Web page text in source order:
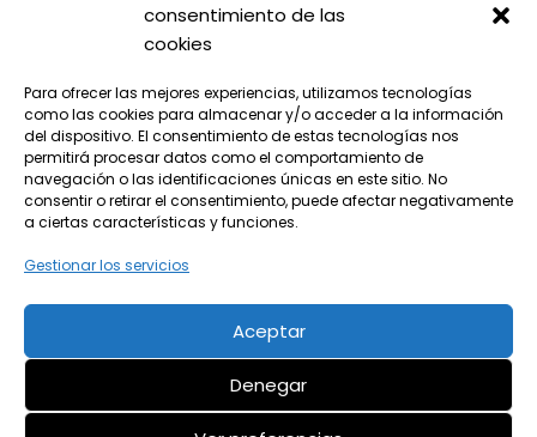
consentimiento de las
cookies
Para ofrecer las mejores experiencias, utilizamos tecnologías
como las cookies para almacenar y/o acceder a la información
del dispositivo. El consentimiento de estas tecnologías nos
permitirá procesar datos como el comportamiento de
navegación o las identificaciones únicas en este sitio. No
consentir o retirar el consentimiento, puede afectar negativamente
a ciertas características y funciones.
Gestionar los servicios
Aceptar
Denegar
¡LLama ya!
© 2024 Todos los derechos reservados
Aviso legal
Política de privacidad